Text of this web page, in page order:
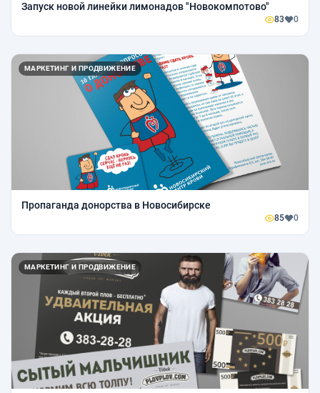
Запуск новой линейки лимонадов "Новокомпотово"
83 0
МАРКЕТИНГ И ПРОДВИЖЕНИЕ
Пропаганда донорства в Новосибирске
85 0
МАРКЕТИНГ И ПРОДВИЖЕНИЕ